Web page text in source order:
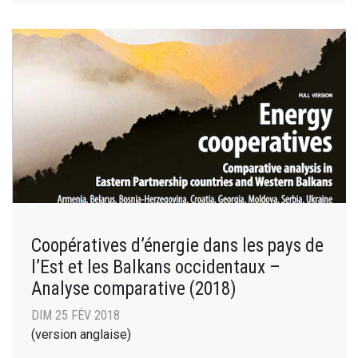
Coopératives d’énergie dans les pays de
l’Est et les Balkans occidentaux –
Analyse comparative (2018)
DIM 25 FÉV 2018
(version anglaise)